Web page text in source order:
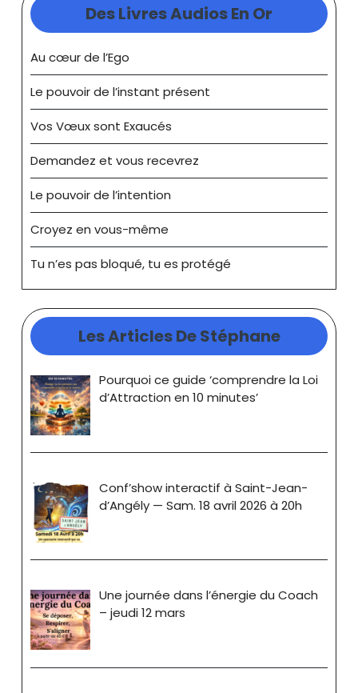
Des Livres Audios En Or
Au cœur de l’Ego
Le pouvoir de l’instant présent
Vos Vœux sont Exaucés
Demandez et vous recevrez
Le pouvoir de l’intention
Croyez en vous-même
Tu n’es pas bloqué, tu es protégé
Les Articles De Stéphane
Pourquoi ce guide ‘comprendre la Loi
d’Attraction en 10 minutes’
Conf’show interactif à Saint-Jean-
d’Angély — Sam. 18 avril 2026 à 20h
Une journée dans l’énergie du Coach
– jeudi 12 mars